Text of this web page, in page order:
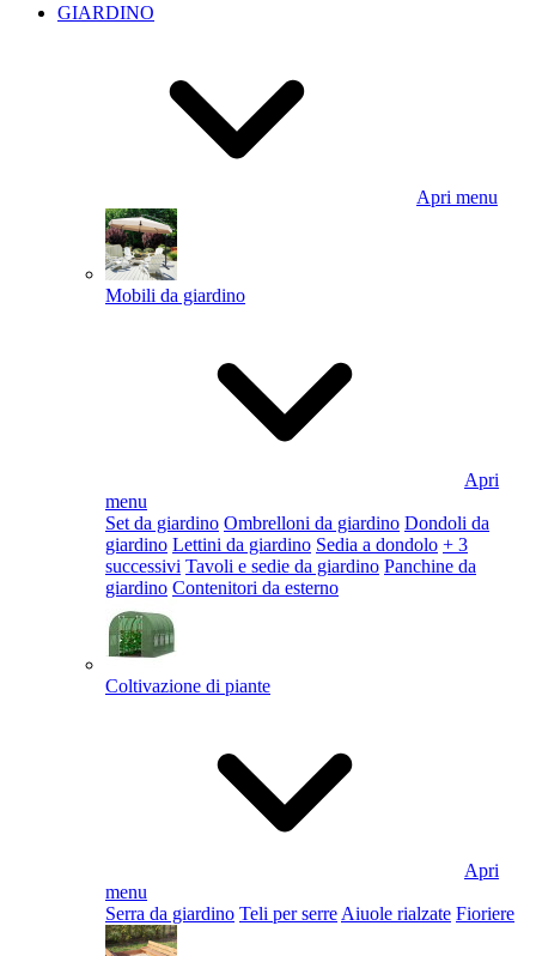
GIARDINO
Apri menu
Mobili da giardino
Apri
menu
Set da giardino Ombrelloni da giardino Dondoli da
giardino Lettini da giardino Sedia a dondolo + 3
successivi Tavoli e sedie da giardino Panchine da
giardino Contenitori da esterno
Coltivazione di piante
Apri
menu
Serra da giardino Teli per serre Aiuole rialzate Fioriere